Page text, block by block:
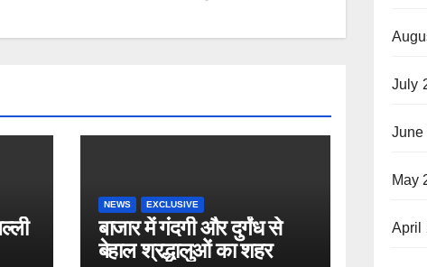
NEWS EXCLUSIVE
बाजार में गंदगी और दुर्गंध से
बेहाल श्रद्धालुओं का शहर
July
June
May
April